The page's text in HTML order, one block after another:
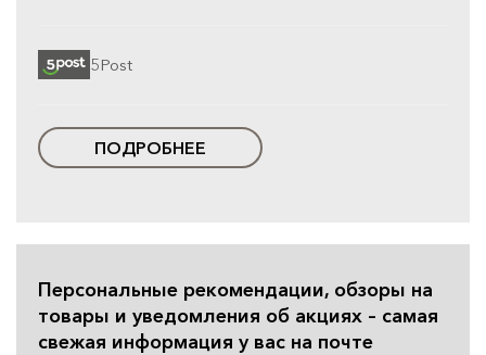
5Post
ПОДРОБНЕЕ
Персональные рекомендации, обзоры на
товары и уведомления об акциях – самая
свежая информация у вас на почте